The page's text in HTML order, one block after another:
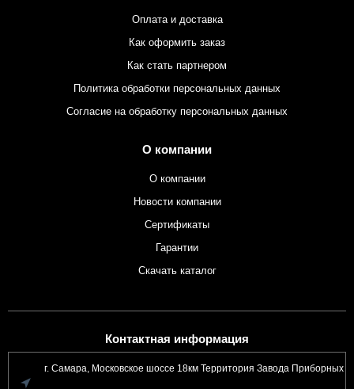
Оплата и доставка
Как оформить заказ
Как стать партнером
Политика обработки персональных данных
Согласие на обработку персональных данных
О компании
О компании
Новости компании
Сертификаты
Гарантии
Скачать каталог
Контактная информация
г. Самара, Московское шоссе 18км Территория Завода Приборных